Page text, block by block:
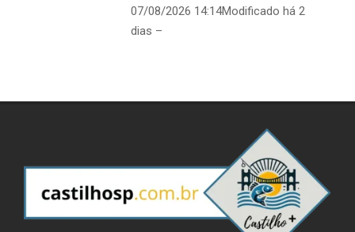
07/08/2026 14:14Modificado há 2
dias –